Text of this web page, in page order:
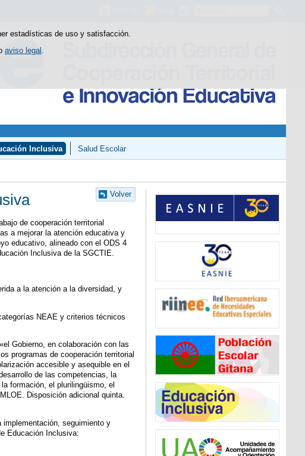
estadísticas de uso y satisfacción.
aviso legal
Inclusiva Salud Escolar
Volver
de cooperación territorial
a mejorar la atención educativa y
educativo, alineado con el ODS 4
Inclusiva de la SGCTIE.
a la atención a la diversidad, y
NEAE y criterios técnicos
Gobierno, en colaboración con las
programas de cooperación territorial
accesible y asequible en el
de las competencias, la
formación, el plurilingüismo, el
Disposición adicional quinta.
seguimiento y
Educación Inclusiva:
PCT Educación
Inclusiva
PCT Unidades de